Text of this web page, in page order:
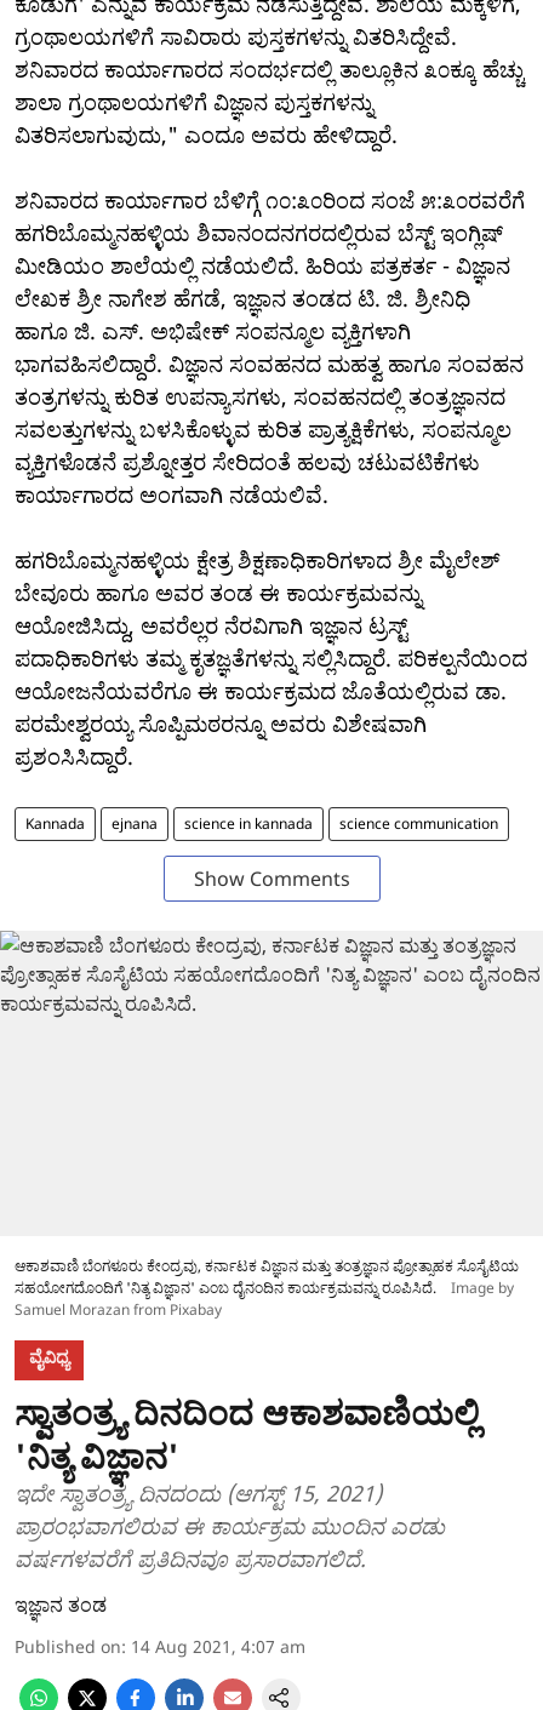
ಗ್ರಂಥಾಲಯಗಳಿಗೆ ಸಾವಿರಾರು ಪುಸ್ತಕಗಳನ್ನು ವಿತರಿಸಿದ್ದೇವೆ.
ಶನಿವಾರದ ಕಾರ್ಯಾಗಾರದ ಸಂದರ್ಭದಲ್ಲಿ ತಾಲ್ಲೂಕಿನ ೩೦ಕ್ಕೂ ಹೆಚ್ಚು
ಶಾಲಾ ಗ್ರಂಥಾಲಯಗಳಿಗೆ ವಿಜ್ಞಾನ ಪುಸ್ತಕಗಳನ್ನು
ವಿತರಿಸಲಾಗುವುದು," ಎಂದೂ ಅವರು ಹೇಳಿದ್ದಾರೆ.
ಶನಿವಾರದ ಕಾರ್ಯಾಗಾರ ಬೆಳಿಗ್ಗೆ ೧೦:೩೦ರಿಂದ ಸಂಜೆ ೫:೩೦ರವರೆಗೆ
ಹಗರಿಬೊಮ್ಮನಹಳ್ಳಿಯ ಶಿವಾನಂದನಗರದಲ್ಲಿರುವ ಬೆಸ್ಟ್ ಇಂಗ್ಲಿಷ್
ಮೀಡಿಯಂ ಶಾಲೆಯಲ್ಲಿ ನಡೆಯಲಿದೆ. ಹಿರಿಯ ಪತ್ರಕರ್ತ - ವಿಜ್ಞಾನ
ಲೇಖಕ ಶ್ರೀ ನಾಗೇಶ ಹೆಗಡೆ, ಇಜ್ಞಾನ ತಂಡದ ಟಿ. ಜಿ. ಶ್ರೀನಿಧಿ
ಹಾಗೂ ಜಿ. ಎಸ್. ಅಭಿಷೇಕ್ ಸಂಪನ್ಮೂಲ ವ್ಯಕ್ತಿಗಳಾಗಿ
ಭಾಗವಹಿಸಲಿದ್ದಾರೆ. ವಿಜ್ಞಾನ ಸಂವಹನದ ಮಹತ್ವ ಹಾಗೂ ಸಂವಹನ
ತಂತ್ರಗಳನ್ನು ಕುರಿತ ಉಪನ್ಯಾಸಗಳು, ಸಂವಹನದಲ್ಲಿ ತಂತ್ರಜ್ಞಾನದ
ಸವಲತ್ತುಗಳನ್ನು ಬಳಸಿಕೊಳ್ಳುವ ಕುರಿತ ಪ್ರಾತ್ಯಕ್ಷಿಕೆಗಳು, ಸಂಪನ್ಮೂಲ
ವ್ಯಕ್ತಿಗಳೊಡನೆ ಪ್ರಶ್ನೋತ್ತರ ಸೇರಿದಂತೆ ಹಲವು ಚಟುವಟಿಕೆಗಳು
ಕಾರ್ಯಾಗಾರದ ಅಂಗವಾಗಿ ನಡೆಯಲಿವೆ.
ಹಗರಿಬೊಮ್ಮನಹಳ್ಳಿಯ ಕ್ಷೇತ್ರ ಶಿಕ್ಷಣಾಧಿಕಾರಿಗಳಾದ ಶ್ರೀ ಮೈಲೇಶ್
ಬೇವೂರು ಹಾಗೂ ಅವರ ತಂಡ ಈ ಕಾರ್ಯಕ್ರಮವನ್ನು
ಆಯೋಜಿಸಿದ್ದು, ಅವರೆಲ್ಲರ ನೆರವಿಗಾಗಿ ಇಜ್ಞಾನ ಟ್ರಸ್ಟ್
ಪದಾಧಿಕಾರಿಗಳು ತಮ್ಮ ಕೃತಜ್ಞತೆಗಳನ್ನು ಸಲ್ಲಿಸಿದ್ದಾರೆ. ಪರಿಕಲ್ಪನೆಯಿಂದ
ಆಯೋಜನೆಯವರೆಗೂ ಈ ಕಾರ್ಯಕ್ರಮದ ಜೊತೆಯಲ್ಲಿರುವ ಡಾ.
ಪರಮೇಶ್ವರಯ್ಯ ಸೊಪ್ಪಿಮಠರನ್ನೂ ಅವರು ವಿಶೇಷವಾಗಿ
ಪ್ರಶಂಸಿಸಿದ್ದಾರೆ.
Kannada ejnana science in kannada science communication
Show Comments
ಆಕಾಶವಾಣಿ ಬೆಂಗಳೂರು ಕೇಂದ್ರವು, ಕರ್ನಾಟಕ ವಿಜ್ಞಾನ ಮತ್ತು ತಂತ್ರಜ್ಞಾನ ಪ್ರೋತ್ಸಾಹಕ ಸೊಸೈಟಿಯ
ಸಹಯೋಗದೊಂದಿಗೆ 'ನಿತ್ಯ ವಿಜ್ಞಾನ' ಎಂಬ ದೈನಂದಿನ ಕಾರ್ಯಕ್ರಮವನ್ನು ರೂಪಿಸಿದೆ.
Image by
Samuel Morazan from Pixabay
ವೈವಿಧ್ಯ
ಸ್ವಾತಂತ್ರ್ಯ ದಿನದಿಂದ ಆಕಾಶವಾಣಿಯಲ್ಲಿ
'ನಿತ್ಯ ವಿಜ್ಞಾನ'
ಇದೇ ಸ್ವಾತಂತ್ರ್ಯ ದಿನದಂದು (ಆಗಸ್ಟ್ 15, 2021)
ಪ್ರಾರಂಭವಾಗಲಿರುವ ಈ ಕಾರ್ಯಕ್ರಮ ಮುಂದಿನ ಎರಡು
ವರ್ಷಗಳವರೆಗೆ ಪ್ರತಿದಿನವೂ ಪ್ರಸಾರವಾಗಲಿದೆ.
ಇಜ್ಞಾನ ತಂಡ
Published on: 14 Aug 2021, 4:07 am